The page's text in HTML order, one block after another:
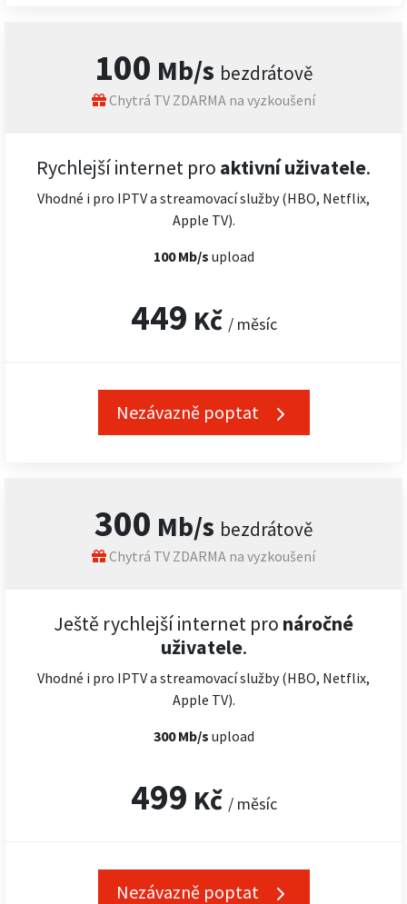
100 Mb/s bezdrátově
Chytrá TV ZDARMA na vyzkoušení
Rychlejší internet pro aktivní uživatele.
Vhodné i pro IPTV a streamovací služby (HBO, Netflix,
Apple TV).
100 Mb/s upload
449 Kč / měsíc
Nezávazně poptat
300 Mb/s bezdrátově
Chytrá TV ZDARMA na vyzkoušení
Ještě rychlejší internet pro náročné
uživatele.
Vhodné i pro IPTV a streamovací služby (HBO, Netflix,
Apple TV).
300 Mb/s upload
499 Kč / měsíc
Nezávazně poptat